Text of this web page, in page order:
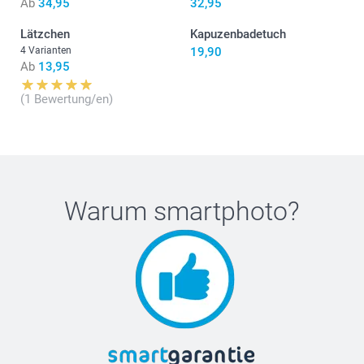
Waschen:
21 cm
3-6M 62/68
23 cm
Ab 34,95 32,95
Lätzchen
4 Varianten
Ab 13,95
(1 Bewertung/en)
Kapuzenbadetuch
19,90
Warum smartphoto?